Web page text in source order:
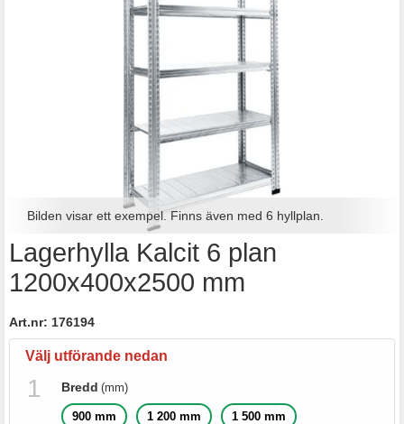
Lagerhylla Kalcit 6 plan
1200x400x2500 mm
Art.nr: 176194
Välj utförande nedan
Bredd (mm)
900 mm 1 200 mm 1 500 mm
Bilden visar ett exempel. Finns även med 6 hyllplan.